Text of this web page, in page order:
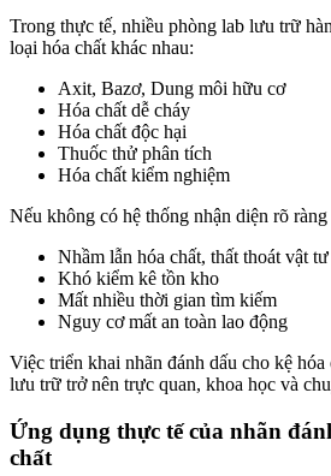
Trong thực tế, nhiều phòng lab lưu trữ
loại hóa chất khác nhau:
Axit, Bazơ, Dung môi hữu cơ
Hóa chất dễ cháy
Hóa chất độc hại
Thuốc thử phân tích
Hóa chất kiểm nghiệm
Nếu không có hệ thống nhận diện rõ ràng
Nhầm lẫn hóa chất, thất thoát vật tư
Khó kiểm kê tồn kho
Mất nhiều thời gian tìm kiếm
Nguy cơ mất an toàn lao động
Việc triển khai nhãn đánh dấu cho kệ
lưu trữ trở nên trực quan, khoa học và
Ứng dụng thực tế của nhãn
chất